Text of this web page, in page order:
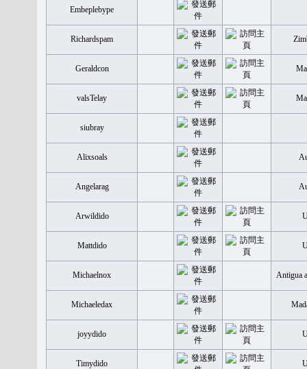
Embeplebype
Richardspam
Geraldcon
valsTelay
siubray
Alixsoals
Angelarag
Arwildido
Mattdido
Michaelnox Antigua
Michaeledax
joyydido
Timydido